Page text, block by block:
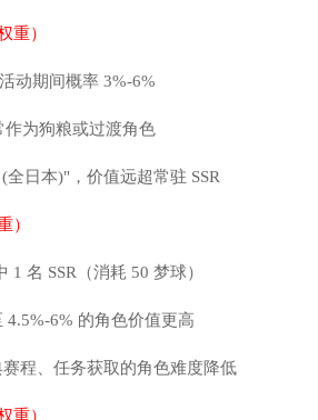
重）
动期间概率 3%-6%
作为狗粮或过渡角色
日本)"，价值远超常驻 SSR
）
名 SSR（消耗 50 梦球）
6% 的角色价值更高
程、任务获取的角色难度降低
重）